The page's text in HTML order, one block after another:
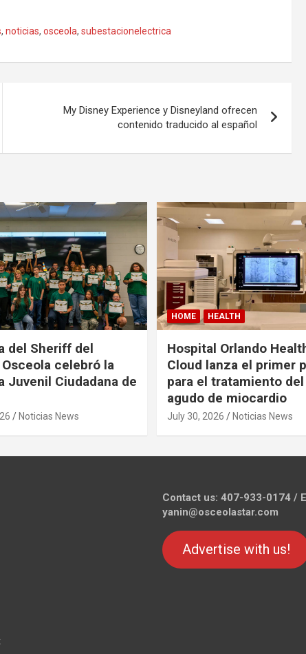
, noticias, osceola, subestacionelectrica
My Disney Experience y Disneyland ofrecen
contenido traducido al español
del Sheriff del
celebró la
Juvenil Ciudadana de
Noticias News
HOME HEALTH
Hospital Orlando
Cloud lanza el primer
para el tratamiento
agudo de miocardio
July 30, 2026 Noticias News
Contact us: 407-933-0174 /
yanin@osceolastar.com
Advertise with us!